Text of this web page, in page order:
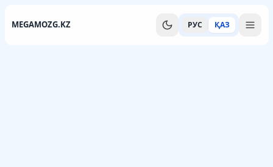
MEGAMOZG.KZ РУС ҚАЗ